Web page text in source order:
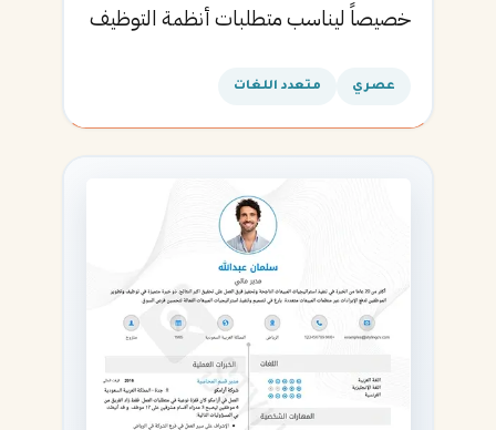
خصيصاً ليناسب متطلبات أنظمة التوظيف
القادمة.
عصري متعدد اللغات